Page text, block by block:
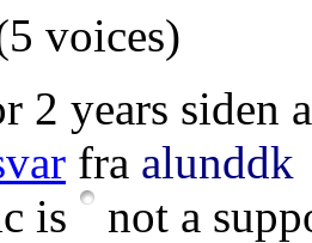
voices)
2 years siden
fra alunddk
is
not a